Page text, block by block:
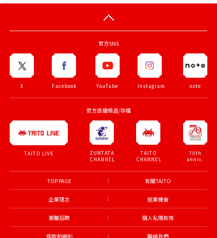
官方SNS
X Facebook YouTube Instagram note
官方直播頻道/存檔
TAITO LIVE
ZUNTATA
CHANNEL
TAITO
CHANNEL
70th
anniv.
TOP PAGE 有關TAITO
企業理念 就業機會
兼職招聘 個人私隱政策